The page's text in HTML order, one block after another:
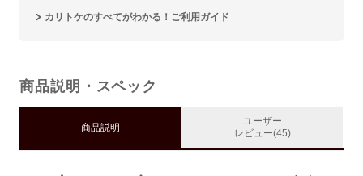
カリトケのすべてがわかる！ご利用ガイド
商品説明・スペック
商品説明
ユーザー
レビュー(45)